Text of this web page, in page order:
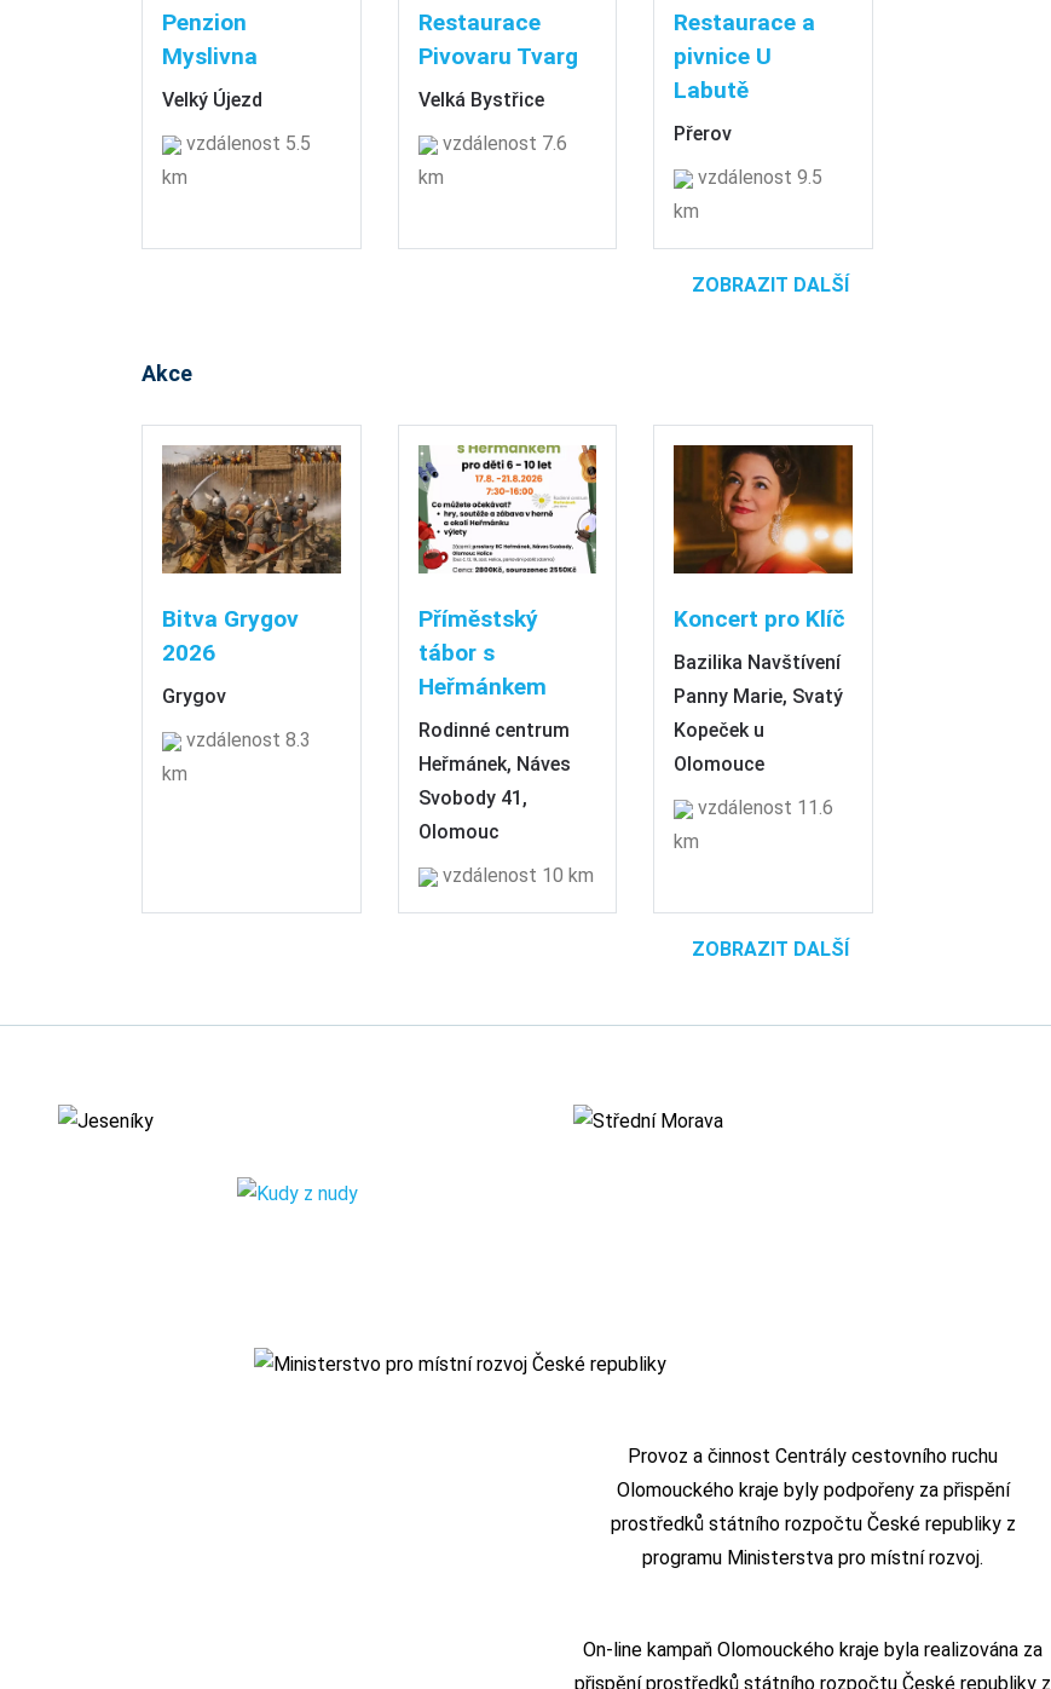
Penzion
Myslivna
Velký Újezd
vzdálenost 5.5
km
Restaurace
Pivovaru Tvarg
Velká Bystřice
vzdálenost 7.6
km
Restaurace a
pivnice U
Labutě
Přerov
vzdálenost 9.5
km
ZOBRAZIT DALŠÍ
Akce
Bitva Grygov
2026
Grygov
vzdálenost 8.3
km
Příměstský
tábor s
Heřmánkem
Rodinné centrum
Heřmánek, Náves
Svobody 41,
Olomouc
vzdálenost 10 km
Koncert pro Klíč
Bazilika Navštívení
Panny Marie, Svatý
Kopeček u
Olomouce
vzdálenost 11.6
km
ZOBRAZIT DALŠÍ
Provoz a činnost Centrály cestovního ruchu
Olomouckého kraje byly podpořeny za přispění
prostředků státního rozpočtu České republiky z
programu Ministerstva pro místní rozvoj.
On-line kampaň Olomouckého kraje byla realizována za
přispění prostředků státního rozpočtu České republiky z